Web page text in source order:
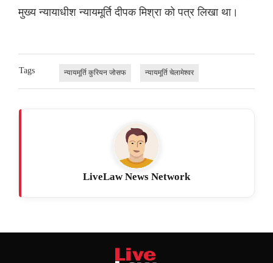
मुख्य न्यायाधीश न्यायमूर्ति दीपक मिश्रा को पत्र लिखा था।
Tags न्यायमूर्ति कुरियन जोसफ न्यायमूर्ति चेलामेश्वर
LiveLaw News Network